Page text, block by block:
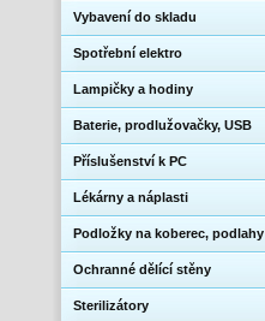
Vybavení do skladu
Spotřební elektro
Lampičky a hodiny
Baterie, prodlužovačky, USB
Příslušenství k PC
Lékárny a náplasti
Podložky na koberec, podlahy
Ochranné dělící stěny
Sterilizátory